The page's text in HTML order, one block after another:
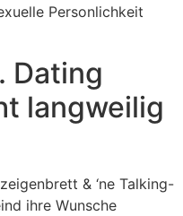
Personlichkeit
Dating
langweilig
& ‘ne Talking-
ihre Wunsche